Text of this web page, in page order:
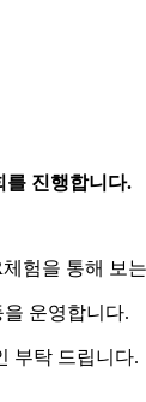
를 진행합니다.
험을 통해 보는
운영합니다.
부탁 드립니다.